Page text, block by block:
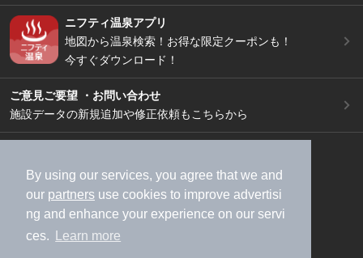
By using our services, you agree that we and
our partners use cookies to improve advertisi
ng and enhance your experience on our servi
ces.
Learn more
ニフティ温泉アプリ
地図から温泉検索！お得な限定クーポンも！
今すぐダウンロード！
ご意見ご要望 ・お問い合わせ
施設データの新規追加や修正依頼もこちらから
加盟店募集（資料請求）
広告出稿のご案内
利用規約
ライフスタイルMEMBERS+規約
特定商取引法に基づく表記
ヘルプ
採用情報
運営会社